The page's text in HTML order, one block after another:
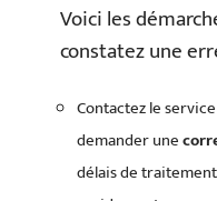
Voici les
constatez une
Contactez le
demander une
délais de